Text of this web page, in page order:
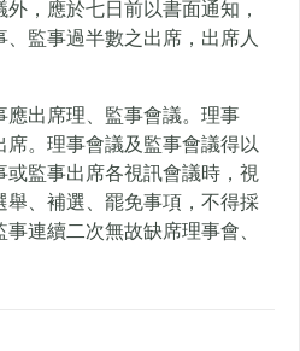
，應於七日前以書面通知，
監事過半數之出席，出席人
應出席理、監事會議。理事
。理事會議及監事會議得以
監事出席各視訊會議時，視
舉、補選、罷免事項，不得採
連續二次無故缺席理事會、